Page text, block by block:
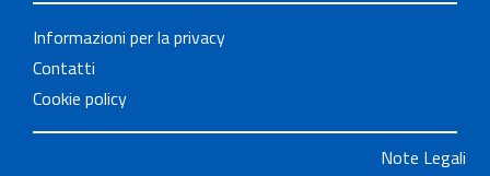
Informazioni per la privacy
Contatti
Cookie policy
Note Legali